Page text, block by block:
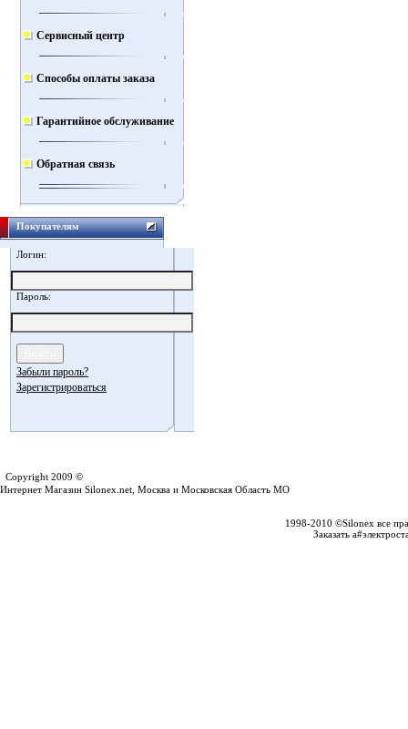
Сервисный центр
Способы оплаты заказа
Гарантийное обслуживание
Обратная связь
Покупателям
Логин:
Пароль:
Забыли пароль?
Зарегистрироваться
Copyright 2009 ©
Интернет Магазин Silonex.net, Москва и Московская Область МО
1998-2010 ©Silonex все
Заказать